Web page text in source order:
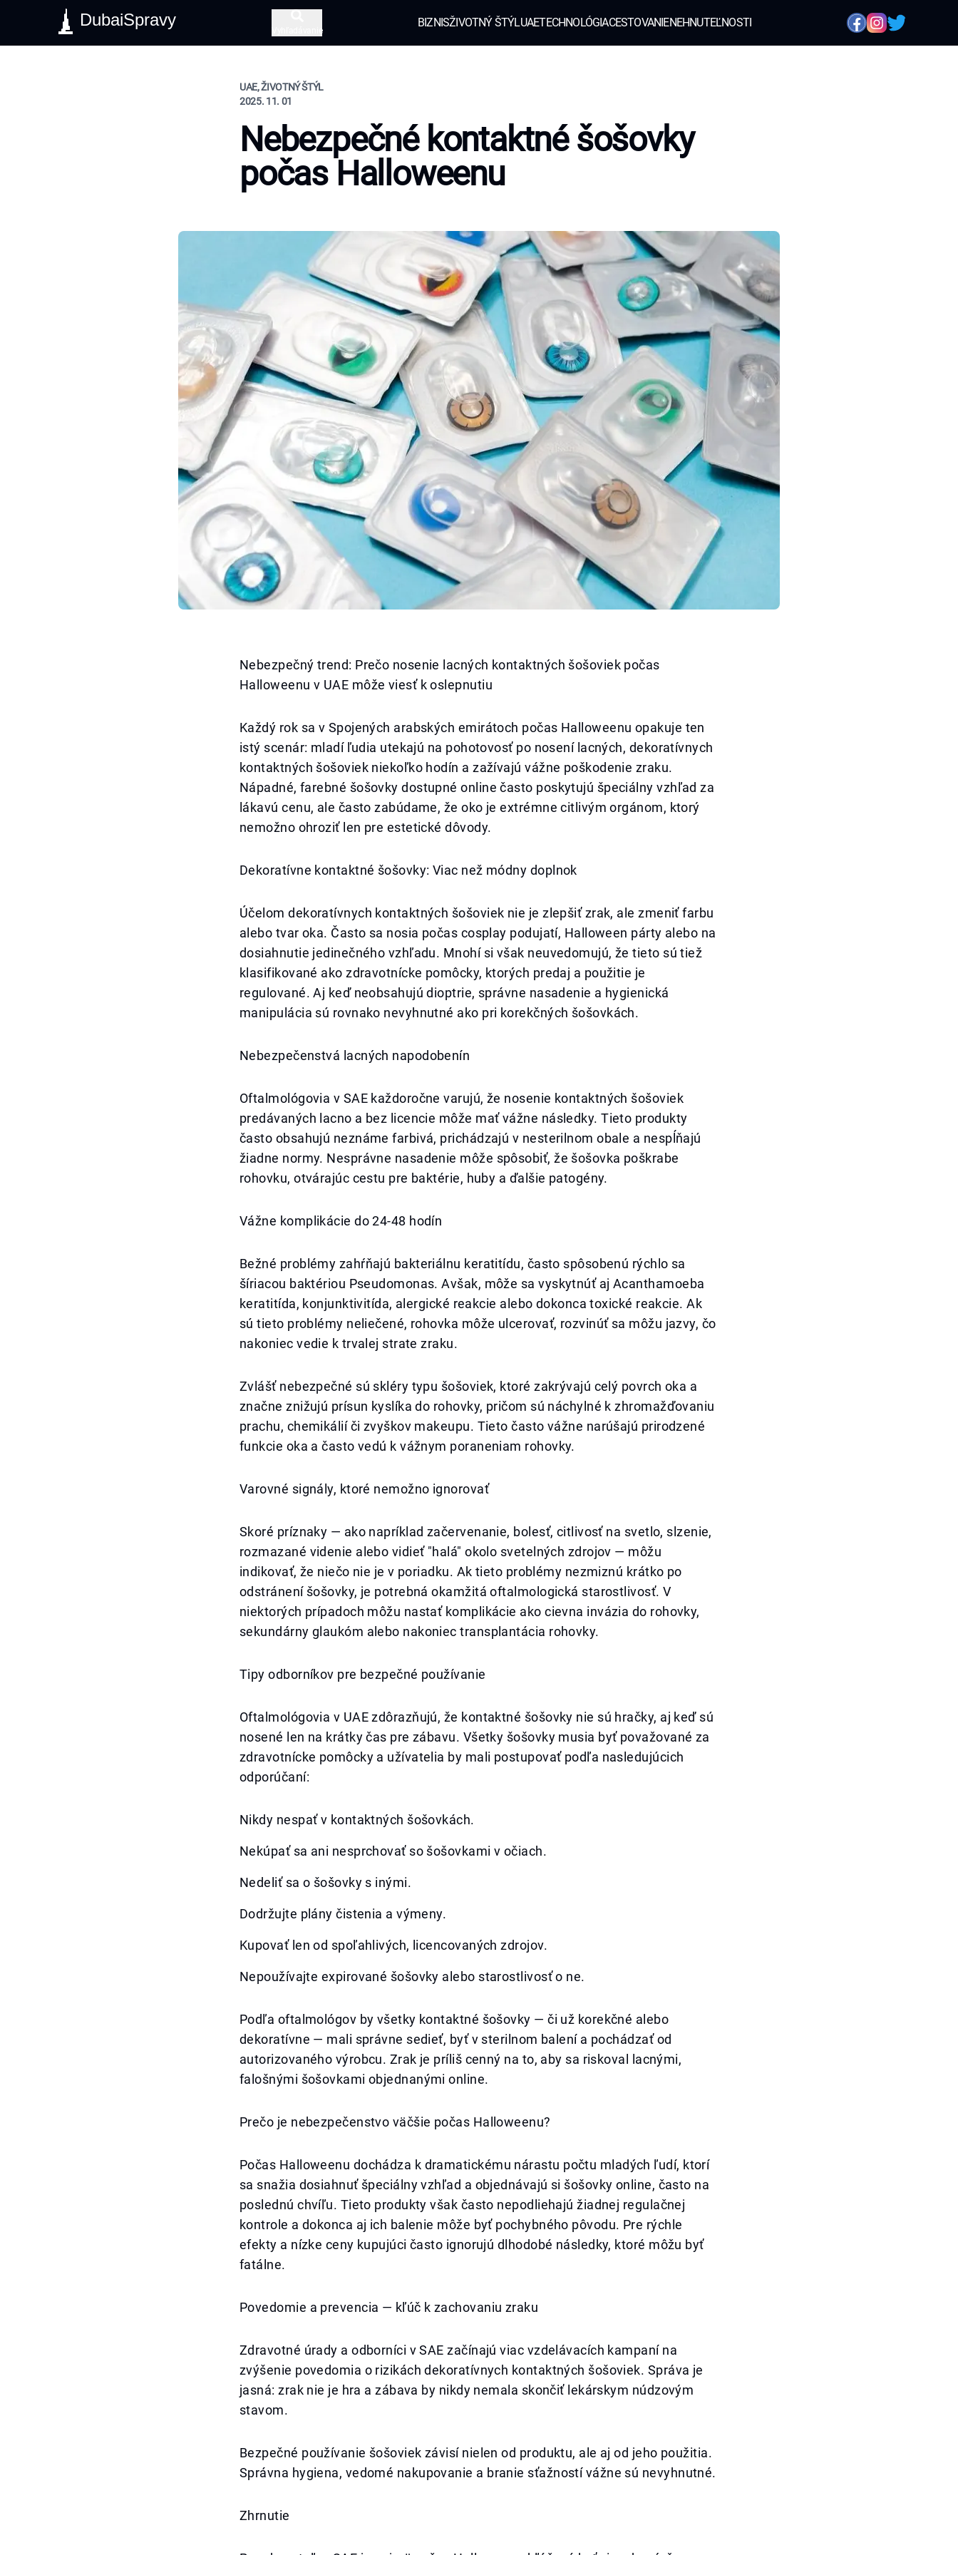
DubaiSpravy
Vyhľadávanie
BIZNISŽIVOTNÝ ŠTÝLUAETECHNOLÓGIACESTOVANIENEHNUTEĽNOSTI
UAE, ŽIVOTNÝ ŠTÝL
2025. 11. 01
Nebezpečné kontaktné šošovky
počas Halloweenu
Nebezpečný trend: Prečo nosenie lacných kontaktných šošoviek počas
Halloweenu v UAE môže viesť k oslepnutiu
Každý rok sa v Spojených arabských emirátoch počas Halloweenu opakuje ten
istý scenár: mladí ľudia utekajú na pohotovosť po nosení lacných, dekoratívnych
kontaktných šošoviek niekoľko hodín a zažívajú vážne poškodenie zraku.
Nápadné, farebné šošovky dostupné online často poskytujú špeciálny vzhľad za
lákavú cenu, ale často zabúdame, že oko je extrémne citlivým orgánom, ktorý
nemožno ohroziť len pre estetické dôvody.
Dekoratívne kontaktné šošovky: Viac než módny doplnok
Účelom dekoratívnych kontaktných šošoviek nie je zlepšiť zrak, ale zmeniť farbu
alebo tvar oka. Často sa nosia počas cosplay podujatí, Halloween párty alebo na
dosiahnutie jedinečného vzhľadu. Mnohí si však neuvedomujú, že tieto sú tiež
klasifikované ako zdravotnícke pomôcky, ktorých predaj a použitie je
regulované. Aj keď neobsahujú dioptrie, správne nasadenie a hygienická
manipulácia sú rovnako nevyhnutné ako pri korekčných šošovkách.
Nebezpečenstvá lacných napodobenín
Oftalmológovia v SAE každoročne varujú, že nosenie kontaktných šošoviek
predávaných lacno a bez licencie môže mať vážne následky. Tieto produkty
často obsahujú neznáme farbivá, prichádzajú v nesterilnom obale a nespĺňajú
žiadne normy. Nesprávne nasadenie môže spôsobiť, že šošovka poškrabe
rohovku, otvárajúc cestu pre baktérie, huby a ďalšie patogény.
Vážne komplikácie do 24-48 hodín
Bežné problémy zahŕňajú bakteriálnu keratitídu, často spôsobenú rýchlo sa
šíriacou baktériou Pseudomonas. Avšak, môže sa vyskytnúť aj Acanthamoeba
keratitída, konjunktivitída, alergické reakcie alebo dokonca toxické reakcie. Ak
sú tieto problémy neliečené, rohovka môže ulcerovať, rozvinúť sa môžu jazvy, čo
nakoniec vedie k trvalej strate zraku.
Zvlášť nebezpečné sú skléry typu šošoviek, ktoré zakrývajú celý povrch oka a
značne znižujú prísun kyslíka do rohovky, pričom sú náchylné k zhromažďovaniu
prachu, chemikálií či zvyškov makeupu. Tieto často vážne narúšajú prirodzené
funkcie oka a často vedú k vážnym poraneniam rohovky.
Varovné signály, ktoré nemožno ignorovať
Skoré príznaky — ako napríklad začervenanie, bolesť, citlivosť na svetlo, slzenie,
rozmazané videnie alebo vidieť "halá" okolo svetelných zdrojov — môžu
indikovať, že niečo nie je v poriadku. Ak tieto problémy nezmiznú krátko po
odstránení šošovky, je potrebná okamžitá oftalmologická starostlivosť. V
niektorých prípadoch môžu nastať komplikácie ako cievna invázia do rohovky,
sekundárny glaukóm alebo nakoniec transplantácia rohovky.
Tipy odborníkov pre bezpečné používanie
Oftalmológovia v UAE zdôrazňujú, že kontaktné šošovky nie sú hračky, aj keď sú
nosené len na krátky čas pre zábavu. Všetky šošovky musia byť považované za
zdravotnícke pomôcky a užívatelia by mali postupovať podľa nasledujúcich
odporúčaní:
Nikdy nespať v kontaktných šošovkách.
Nekúpať sa ani nesprchovať so šošovkami v očiach.
Nedeliť sa o šošovky s inými.
Dodržujte plány čistenia a výmeny.
Kupovať len od spoľahlivých, licencovaných zdrojov.
Nepoužívajte expirované šošovky alebo starostlivosť o ne.
Podľa oftalmológov by všetky kontaktné šošovky — či už korekčné alebo
dekoratívne — mali správne sedieť, byť v sterilnom balení a pochádzať od
autorizovaného výrobcu. Zrak je príliš cenný na to, aby sa riskoval lacnými,
falošnými šošovkami objednanými online.
Prečo je nebezpečenstvo väčšie počas Halloweenu?
Počas Halloweenu dochádza k dramatickému nárastu počtu mladých ľudí, ktorí
sa snažia dosiahnuť špeciálny vzhľad a objednávajú si šošovky online, často na
poslednú chvíľu. Tieto produkty však často nepodliehajú žiadnej regulačnej
kontrole a dokonca aj ich balenie môže byť pochybného pôvodu. Pre rýchle
efekty a nízke ceny kupujúci často ignorujú dlhodobé následky, ktoré môžu byť
fatálne.
Povedomie a prevencia — kľúč k zachovaniu zraku
Zdravotné úrady a odborníci v SAE začínajú viac vzdelávacích kampaní na
zvýšenie povedomia o rizikách dekoratívnych kontaktných šošoviek. Správa je
jasná: zrak nie je hra a zábava by nikdy nemala skončiť lekárskym núdzovým
stavom.
Bezpečné používanie šošoviek závisí nielen od produktu, ale aj od jeho použitia.
Správna hygiena, vedomé nakupovanie a branie sťažností vážne sú nevyhnutné.
Zhrnutie